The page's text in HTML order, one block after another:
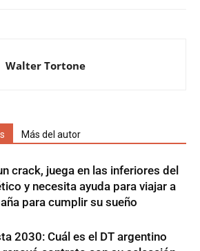
Walter Tortone
Más del autor
crack, juega en las inferiores del
y necesita ayuda para viajar a
para cumplir su sueño
2030: Cuál es el DT argentino